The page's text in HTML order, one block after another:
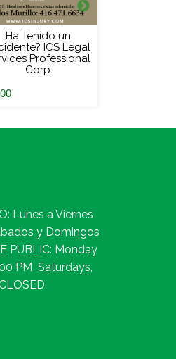
Ha Tenido un
ICS Legal
Professional
Corp
Lunes a Viernes
y Domingos
PUBLIC: Monday
PM Saturdays,